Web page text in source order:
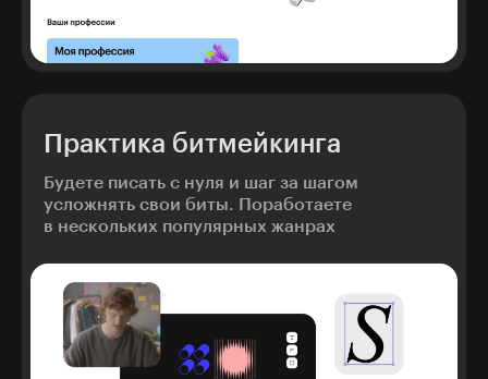
Практика битмейкинга
Будете писать с нуля и шаг за шагом
усложнять свои биты. Поработаете
в нескольких популярных жанрах